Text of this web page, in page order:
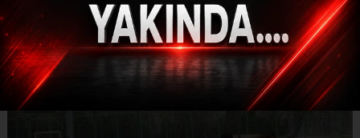
ABONE OL